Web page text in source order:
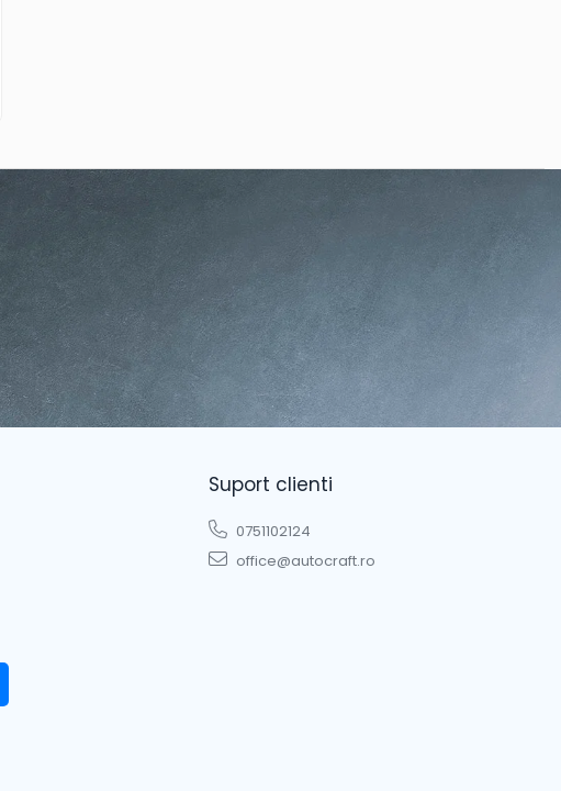
Suport clienti
0751102124
office@autocraft.ro